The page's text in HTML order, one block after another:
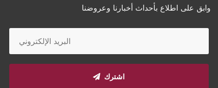
وابق على اطلاع بأحداث أخبارنا وعروضنا
اشترك